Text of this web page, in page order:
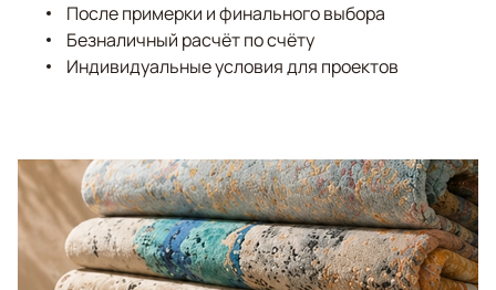
После примерки и финального выбора
Безналичный расчёт по счёту
Индивидуальные условия для проектов